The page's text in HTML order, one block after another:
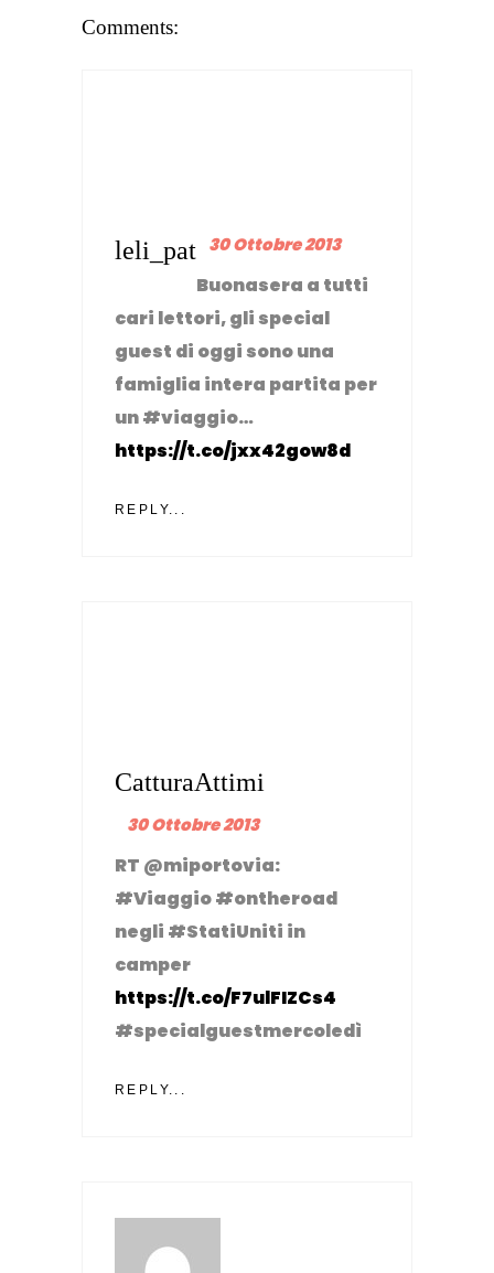
Comments:
leli_pat 30 Ottobre 2013
Buonasera a tutti
cari lettori, gli special
guest di oggi sono una
famiglia intera partita per
un #viaggio…
https://t.co/jxx42gow8d
REPLY...
CatturaAttimi
30 Ottobre 2013
RT @miportovia:
#Viaggio #ontheroad
negli #StatiUniti in
camper
https://t.co/F7ulFIZCs4
#specialguestmercoledì
REPLY...